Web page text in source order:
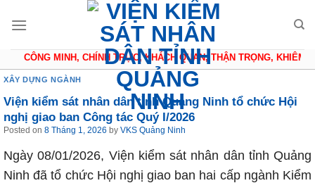
CÔNG MINH, CHÍNH TRỰC, KHÁCH QUAN, THẬN TRỌNG, KHIÊM
XÂY DỰNG NGÀNH
Viện kiểm sát nhân dân tỉnh Quảng Ninh tổ chức Hội
nghị giao ban Công tác Quý I/2026
Posted on 8 Tháng 1, 2026 by VKS Quảng Ninh
Ngày 08/01/2026, Viện kiểm sát nhân dân tỉnh Quảng
Ninh đã tổ chức Hội nghị giao ban hai cấp ngành Kiểm